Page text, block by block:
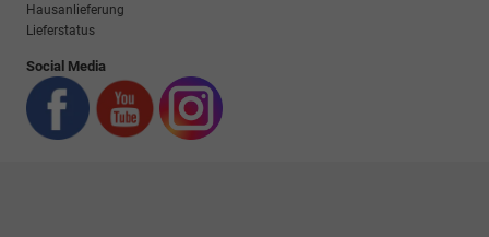
Hausanlieferung
Lieferstatus
Social Media